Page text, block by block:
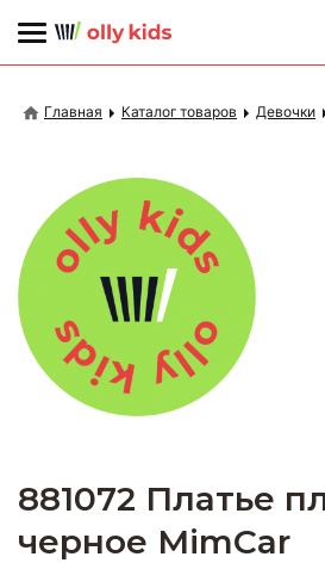
Главная Каталог товаров Девочки
881072 Платье
черное MimCar